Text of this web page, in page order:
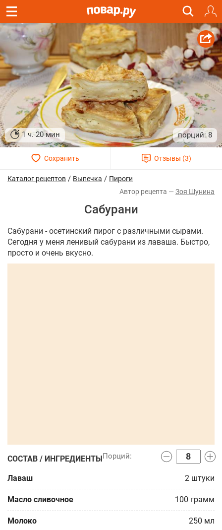
1 ч. 20 мин 8
Каталог рецептов / Выпечка / Пироги
Зоя Шунина
Сабурани
Сабурани - осетинский пирог с различными сырами.
Сегодня у меня ленивый сабурани из лаваша. Быстро,
просто и очень вкусно.
СОСТАВ / ИНГРЕДИЕНТЫ
Лаваш 2 штуки
Масло сливочное 100 грамм
Молоко 250 мл